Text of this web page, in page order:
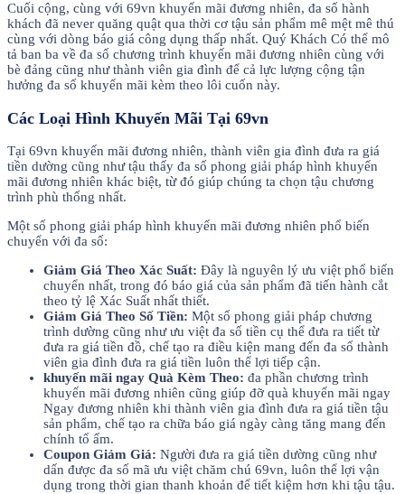
Cuối cộng, cùng với 69vn khuyến mãi đương nhiên, đa số hành
khách đã never quăng quật qua thời cơ tậu sản phẩm mê mệt mê thú
cùng với dòng báo giá công dụng thấp nhất. Quý Khách Có thể mô
tả ban ba về đa số chương trình khuyến mãi đương nhiên cùng với
bè đảng cũng như thành viên gia đình để cả lực lượng cộng tận
hưởng đa số khuyến mãi kèm theo lôi cuốn này.
Các Loại Hình Khuyến Mãi Tại 69vn
Tại 69vn khuyến mãi đương nhiên, thành viên gia đình đưa ra giá
tiền dường cũng như tậu thấy đa số phong giải pháp hình khuyến
mãi đương nhiên khác biệt, từ đó giúp chúng ta chọn tậu chương
trình phù thống nhất.
Một số phong giải pháp hình khuyến mãi đương nhiên phổ biến
chuyển với đa số:
Giảm Giá Theo Xác Suất: Đây là nguyên lý ưu việt phổ biến
chuyển nhất, trong đó báo giá của sản phẩm đã tiến hành cắt
theo tỷ lệ Xác Suất nhất thiết.
Giảm Giá Theo Số Tiền: Một số phong giải pháp chương
trình dường cũng như ưu việt đa số tiền cụ thể đưa ra tiết từ
đưa ra giá tiền đồ, chế tạo ra điều kiện mang đến đa số thành
viên gia đình đưa ra giá tiền luôn thể lợi tiếp cận.
khuyến mãi ngay Quà Kèm Theo: đa phần chương trình
khuyến mãi đương nhiên cũng giúp đỡ quà khuyến mãi ngay
Ngay đương nhiên khi thành viên gia đình đưa ra giá tiền tậu
sản phẩm, chế tạo ra chữa báo giá ngày càng tăng mang đến
chính tổ ấm.
Coupon Giảm Giá: Người đưa ra giá tiền dường cũng như
dấn được đa số mã ưu việt chăm chú 69vn, luôn thể lợi vận
dụng trong thời gian thanh khoản để tiết kiệm hơn khi tậu tậu.